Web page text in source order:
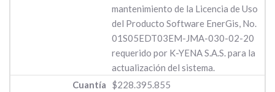
mantenimiento de la Licencia de Uso
del Producto Software EnerGis, No.
01S05EDT03EM-JMA-030-02-20
requerido por K-YENA S.A.S. para la
actualización del sistema.
$228.395.855